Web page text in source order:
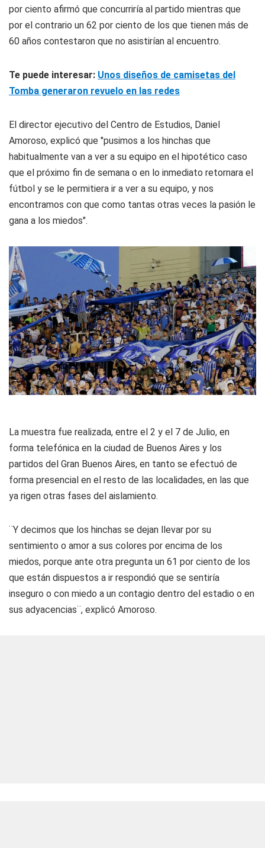
por ciento afirmó que concurriría al partido mientras que
por el contrario un 62 por ciento de los que tienen más de
60 años contestaron que no asistirían al encuentro.
Te puede interesar: Unos diseños de camisetas del
Tomba generaron revuelo en las redes
El director ejecutivo del Centro de Estudios, Daniel
Amoroso, explicó que "pusimos a los hinchas que
habitualmente van a ver a su equipo en el hipotético caso
que el próximo fin de semana o en lo inmediato retornara el
fútbol y se le permitiera ir a ver a su equipo, y nos
encontramos con que como tantas otras veces la pasión le
gana a los miedos".
La muestra fue realizada, entre el 2 y el 7 de Julio, en
forma telefónica en la ciudad de Buenos Aires y los
partidos del Gran Buenos Aires, en tanto se efectuó de
forma presencial en el resto de las localidades, en las que
ya rigen otras fases del aislamiento.
¨Y decimos que los hinchas se dejan llevar por su
sentimiento o amor a sus colores por encima de los
miedos, porque ante otra pregunta un 61 por ciento de los
que están dispuestos a ir respondió que se sentiría
inseguro o con miedo a un contagio dentro del estadio o en
sus adyacencias¨, explicó Amoroso.